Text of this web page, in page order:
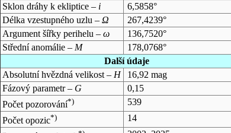
Sklon dráhy k ekliptice – i
6,5858°
Délka vzestupného uzlu – Ω
267,4239°
Argument šířky perihelu – ω
136,7520°
Střední anomálie – M
178,0768°
Další údaje
Absolutní hvězdná velikost – H
16,92 mag
Fázový parametr – G
0,15
Počet pozorování*)
539
Počet opozic*)
14